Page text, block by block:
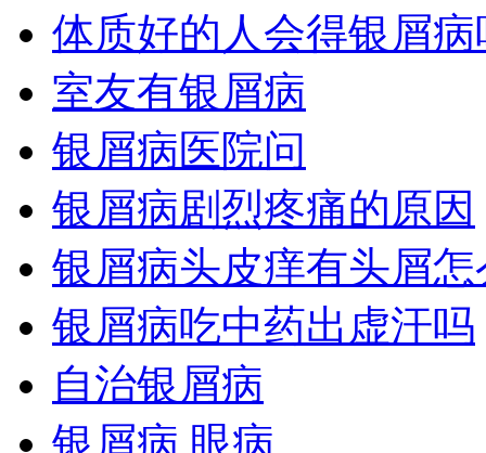
体质好的人会得银屑病
室友有银屑病
银屑病医院问
银屑病剧烈疼痛的原因
银屑病头皮痒有头屑怎
银屑病吃中药出虚汗吗
自治银屑病
银屑病 眼病